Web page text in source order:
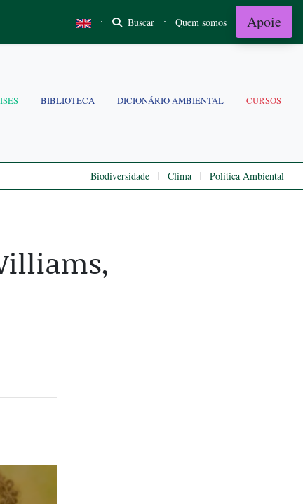
· Buscar · Quem somos Apoie
BIBLIOTECA DICIONÁRIO AMBIENTAL CURSOS
Biodiversidade | Clima | Politica Ambiental